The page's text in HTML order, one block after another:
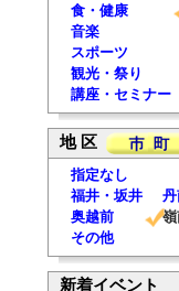
食・健康
音楽
スポーツ
観光・祭り
講座・セミナー
地 区
指定なし
福井・坂井
奥越前
その他
新着イベント